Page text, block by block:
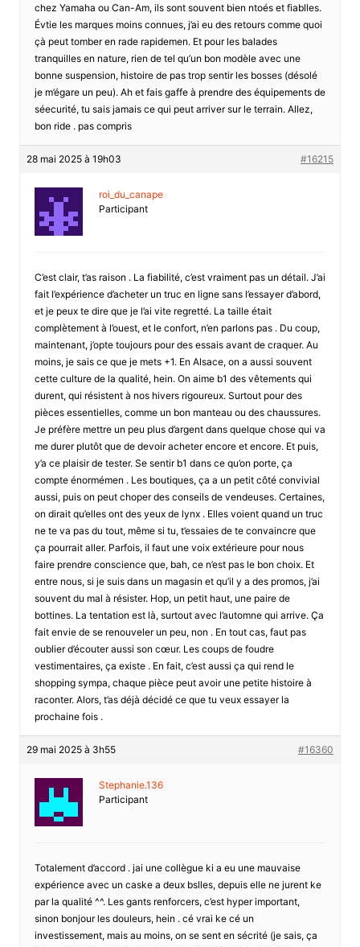
chez Yamaha ou Can-Am, ils sont souvent bien ntoés et fiablles.
Évtie les marques moins connues, j’ai eu des retours comme quoi
çà peut tomber en rade rapidemen. Et pour les balades
tranquilles en nature, rien de tel qu’un bon modèle avec une
bonne suspension, histoire de pas trop sentir les bosses (désolé
je m’égare un peu). Ah et fais gaffe à prendre des équipements de
séecurité, tu sais jamais ce qui peut arriver sur le terrain. Allez,
bon ride . pas compris
28 mai 2025 à 19h03 #16215
roi_du_canape
Participant
C’est clair, t’as raison . La fiabilité, c’est vraiment pas un détail. J’ai
fait l’expérience d’acheter un truc en ligne sans l’essayer d’abord,
et je peux te dire que je l’ai vite regretté. La taille était
complètement à l’ouest, et le confort, n’en parlons pas . Du coup,
maintenant, j’opte toujours pour des essais avant de craquer. Au
moins, je sais ce que je mets +1. En Alsace, on a aussi souvent
cette culture de la qualité, hein. On aime b1 des vêtements qui
durent, qui résistent à nos hivers rigoureux. Surtout pour des
pièces essentielles, comme un bon manteau ou des chaussures.
Je préfère mettre un peu plus d’argent dans quelque chose qui va
me durer plutôt que de devoir acheter encore et encore. Et puis,
y’a ce plaisir de tester. Se sentir b1 dans ce qu’on porte, ça
compte énormémen . Les boutiques, ça a un petit côté convivial
aussi, puis on peut choper des conseils de vendeuses. Certaines,
on dirait qu’elles ont des yeux de lynx . Elles voient quand un truc
ne te va pas du tout, même si tu, t’essaies de te convaincre que
ça pourrait aller. Parfois, il faut une voix extérieure pour nous
faire prendre conscience que, bah, ce n’est pas le bon choix. Et
entre nous, si je suis dans un magasin et qu’il y a des promos, j’ai
souvent du mal à résister. Hop, un petit haut, une paire de
bottines. La tentation est là, surtout avec l’automne qui arrive. Ça
fait envie de se renouveler un peu, non . En tout cas, faut pas
oublier d’écouter aussi son cœur. Les coups de foudre
vestimentaires, ça existe . En fait, c’est aussi ça qui rend le
shopping sympa, chaque pièce peut avoir une petite histoire à
raconter. Alors, t’as déjà décidé ce que tu veux essayer la
prochaine fois .
29 mai 2025 à 3h55 #16360
Stephanie.136
Participant
Totalement d’accord . jai une collègue ki a eu une mauvaise
expérience avec un caske a deux bslles, depuis elle ne jurent ke
par la qualité ^^. Les gants renforcers, c’est hyper important,
sinon bonjour les douleurs, hein . cé vrai ke cé un
investissement, mais au moins, on se sent en sécrité (je sais, ça